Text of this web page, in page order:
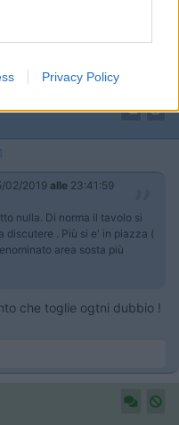
Privacy Policy
è voluttà da finissimo
02/2019 alle 23:41:59
nulla. Di norma il tavolo si
discutere . Più si e' in piazza (
area sosta più
che toglie ogtni dubbio !